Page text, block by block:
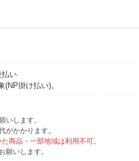
払い
掛け払い)。
いします。
がかかります。
商品・一部地域は利用不可。
願いします。